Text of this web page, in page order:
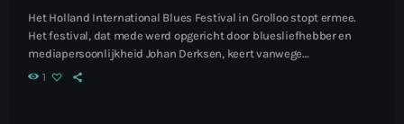
Het Holland International Blues Festival in Grolloo stopt ermee.
Het festival, dat mede werd opgericht door bluesliefhebber en
mediapersoonlijkheid Johan Derksen, keert vanwege
tegenvallende bezoekersaantallen en sterk gestegen kosten niet
1